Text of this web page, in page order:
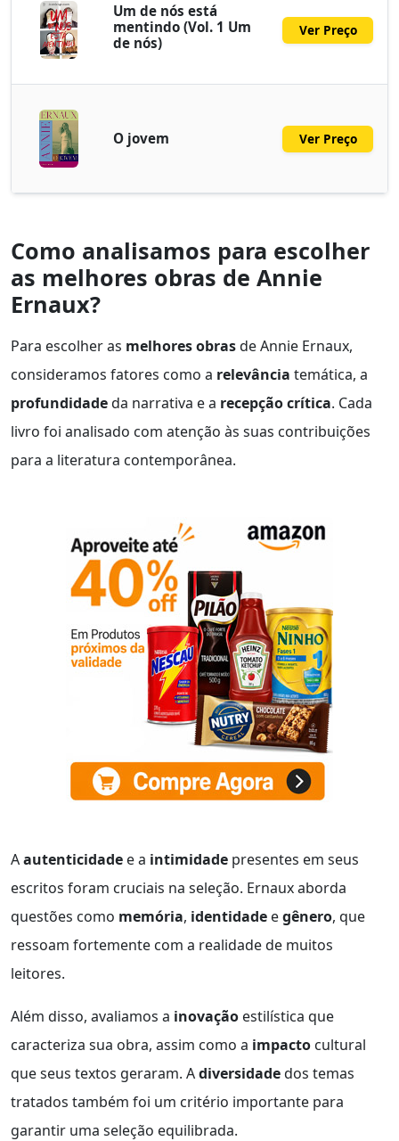
Um de nós está
mentindo (Vol. 1 Um
de nós)
Ver Preço
O jovem Ver Preço
Como analisamos para escolher
as melhores obras de Annie
Ernaux?
Para escolher as melhores obrasde Annie Ernaux,
consideramos fatores como a relevância temática, a
profundidadeda narrativa e a recepção crítica. Cada
livro foi analisado com atenção às suas contribuições
para a literatura contemporânea.
Aautenticidade e a intimidade presentes em seus
escritos foram cruciais na seleção. Ernaux aborda
questões como memória, identidade egênero, que
ressoam fortemente com a realidade de muitos
leitores.
Além disso, avaliamos a inovação estilística que
caracteriza sua obra, assim como a impacto cultural
que seus textos geraram. Adiversidadedos temas
tratados também foi um critério importante para
garantir uma seleção equilibrada.